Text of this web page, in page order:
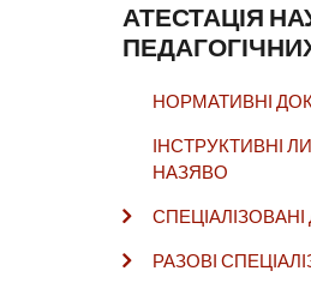
АТЕСТАЦІЯ
НОРМАТИВНІ
ІНСТРУКТИВНІ
НАЗЯВО
РАЗОВІ